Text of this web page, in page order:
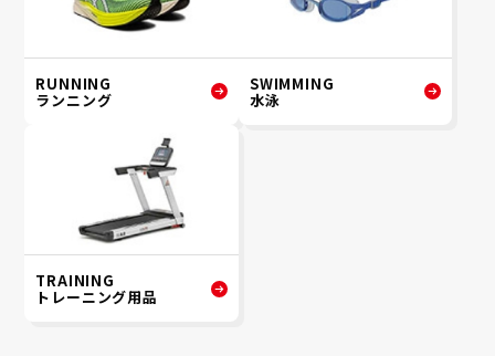
RUNNING
ランニング
SWIMMING
水泳
TRAINING
トレーニング用品